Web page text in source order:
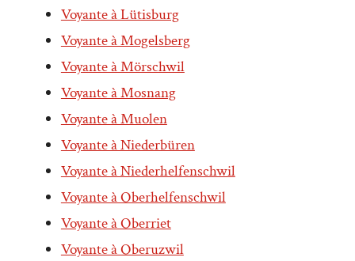
Voyante à Lütisburg
Voyante à Mogelsberg
Voyante à Mörschwil
Voyante à Mosnang
Voyante à Muolen
Voyante à Niederbüren
Voyante à Niederhelfenschwil
Voyante à Oberhelfenschwil
Voyante à Oberriet
Voyante à Oberuzwil